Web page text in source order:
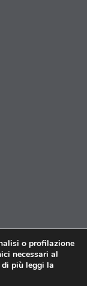
Contabili
o profilazione
necessari al
più leggi la